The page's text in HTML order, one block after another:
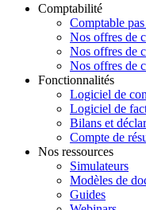
Comptabilité
Comptable
Nos offres de
Nos offres de
Nos offres de
Fonctionnalités
Logiciel de
Logiciel de
Bilans et
Compte de
Nos ressources
Simulateurs
Modèles de
Guides